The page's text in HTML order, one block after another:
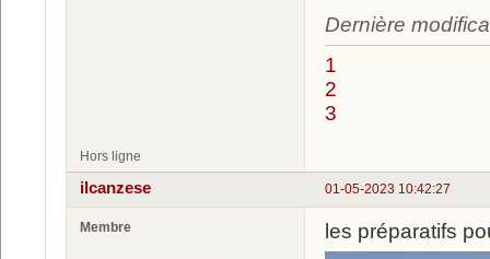
Dernière
1
2
3
Hors ligne
01-05-2023 10:42:27
ilcanzese
Membre les préparatifs